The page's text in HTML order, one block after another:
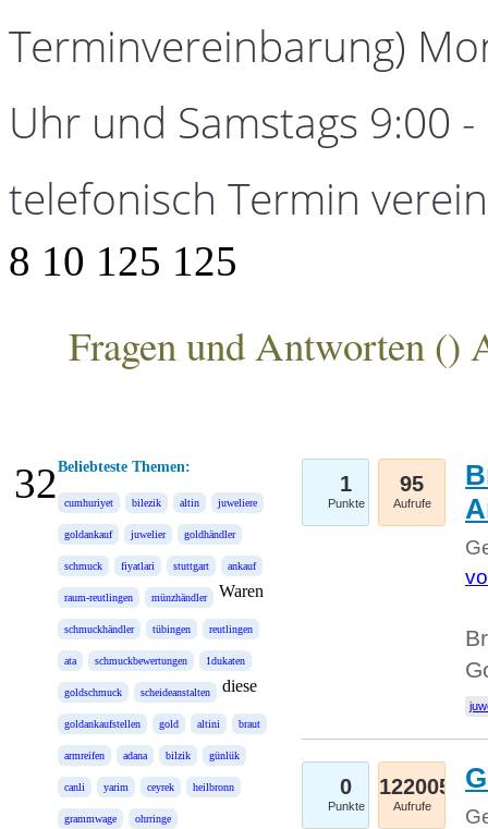
Terminvereinbarung)
Uhr und Samstags 9:00
telefonisch Termin
8 10 125 125
Fragen und Antworten ()
Beliebteste Themen:
cumhuriyet bilezik altin juweliere
goldankauf juwelier goldhändler
schmuck fiyatlari stuttgart ankauf
raum-reutlingen münzhändler
schmuckhändler tübingen reutlingen
ata schmuckbewertungen 1dukaten
goldschmuck scheideanstalten
goldankaufstellen gold altini braut
armreifen adana bilzik günlük
canli yarim ceyrek heilbronn
grammwage ohrringe
Waren
diese
1
Punkte
95
Aufrufe
0
Punkte
122005
Aufrufe
32